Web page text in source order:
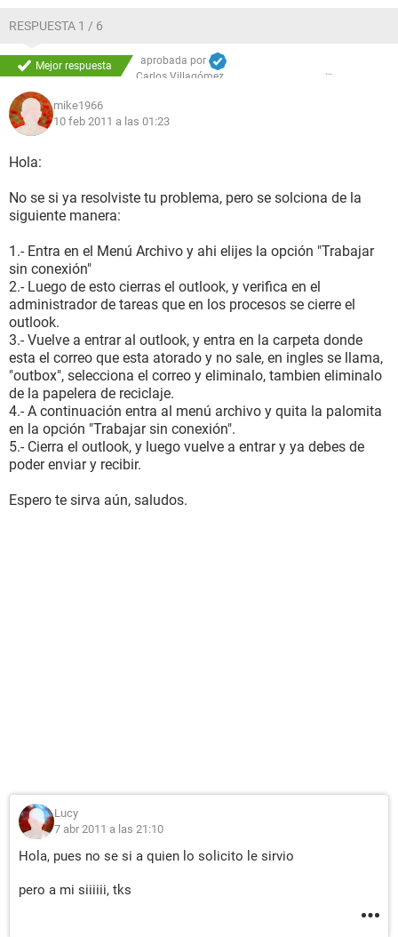
RESPUESTA 1 / 6
Mejor respuesta
aprobada por
Carlos Villagómez
mike1966
10 feb 2011 a las 01:23
Hola:
No se si ya resolviste tu problema, pero se solciona de la
siguiente manera:
1.- Entra en el Menú Archivo y ahi elijes la opción "Trabajar
sin conexión"
2.- Luego de esto cierras el outlook, y verifica en el
administrador de tareas que en los procesos se cierre el
outlook.
3.- Vuelve a entrar al outlook, y entra en la carpeta donde
esta el correo que esta atorado y no sale, en ingles se llama,
"outbox", selecciona el correo y eliminalo, tambien eliminalo
de la papelera de reciclaje.
4.- A continuación entra al menú archivo y quita la palomita
en la opción "Trabajar sin conexión".
5.- Cierra el outlook, y luego vuelve a entrar y ya debes de
poder enviar y recibir.
Espero te sirva aún, saludos.
Lucy
7 abr 2011 a las 21:10
Hola, pues no se si a quien lo solicito le sirvio
pero a mi siiiiii, tks